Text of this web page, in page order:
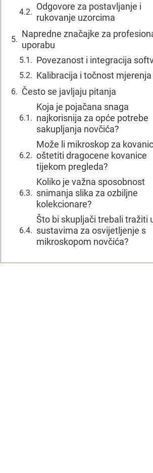
Odgovore za postavljanje i
rukovanje uzorcima
Napredne značajke za
uporabu
Povezanost i integracija
Kalibracija i točnost mjerenja
Često se javljaju pitanja
Koja je pojačana snaga
najkorisnija za opće potrebe
sakupljanja novčića?
Može li mikroskop za
oštetiti dragocene kovanice
tijekom pregleda?
Koliko je važna sposobnost
snimanja slika za ozbiljne
kolekcionare?
Što bi skupljači trebali tražiti
sustavima za osvijetljenje s
mikroskopom novčića?